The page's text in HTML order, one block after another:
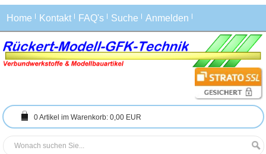
Home Kontakt FAQ's Suche Anmelden
0Artikel im Warenkorb: 0,00 EUR